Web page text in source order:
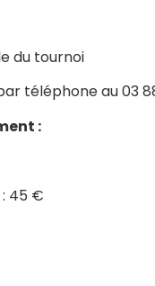
du tournoi
téléphone au 03
:
45 €